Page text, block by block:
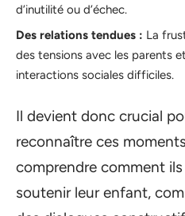
d’inutilité ou d’échec.
Des relations tendues : La
des tensions avec les parents
interactions sociales difficiles.
Il devient donc crucial
reconnaître ces
comprendre comment
soutenir leur enfant,